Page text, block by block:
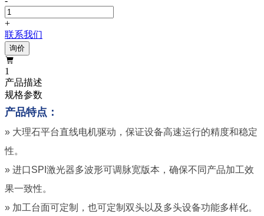
+
联系我们
询价

1
产品描述
规格参数
产品特点：
» 大理石平台直线电机驱动，保证设备高速运行的精度和稳定
性。
» 进口SPI激光器多波形可调脉宽版本，确保不同产品加工效
果一致性。
» 加工台面可定制，也可定制双头以及多头设备功能多样化。